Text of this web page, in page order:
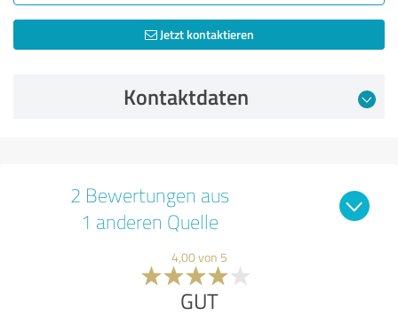
Jetzt kontaktieren
Kontaktdaten
2 Bewertungen aus
1 anderen Quelle
4,00 von 5
GUT